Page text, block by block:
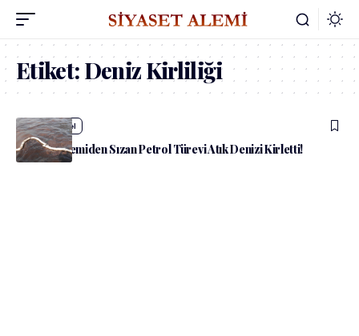
Etiket:Deniz Kirliliği
admin Güncel
İzmir’de Gemiden Sızan Petrol Türevi Atık Denizi Kirletti!